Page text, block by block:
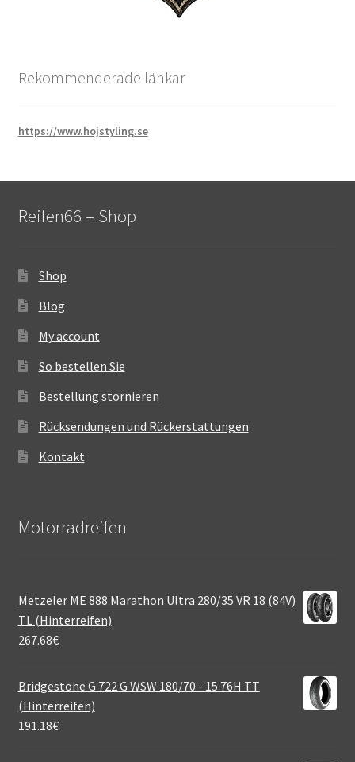
Rekommenderade länkar
https://www.hojstyling.se
Reifen66 – Shop
Shop
Blog
My account
So bestellen Sie
Bestellung stornieren
Rücksendungen und Rückerstattungen
Kontakt
Motorradreifen
Metzeler ME 888 Marathon Ultra 280/35 VR 18 (84V)
TL (Hinterreifen)
267.68€
Bridgestone G 722 G WSW 180/70 - 15 76H TT
(Hinterreifen)
191.18€